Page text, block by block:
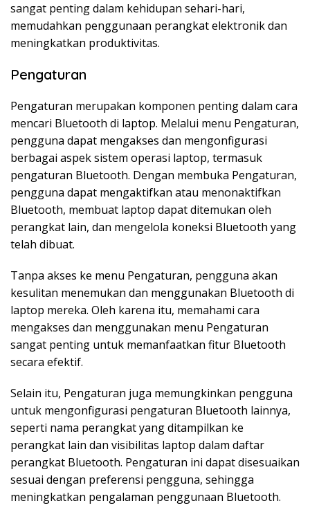
sangat penting dalam kehidupan sehari-hari,
memudahkan penggunaan perangkat elektronik dan
meningkatkan produktivitas.
Pengaturan
Pengaturan merupakan komponen penting dalam cara
mencari Bluetooth di laptop. Melalui menu Pengaturan,
pengguna dapat mengakses dan mengonfigurasi
berbagai aspek sistem operasi laptop, termasuk
pengaturan Bluetooth. Dengan membuka Pengaturan,
pengguna dapat mengaktifkan atau menonaktifkan
Bluetooth, membuat laptop dapat ditemukan oleh
perangkat lain, dan mengelola koneksi Bluetooth yang
telah dibuat.
Tanpa akses ke menu Pengaturan, pengguna akan
kesulitan menemukan dan menggunakan Bluetooth di
laptop mereka. Oleh karena itu, memahami cara
mengakses dan menggunakan menu Pengaturan
sangat penting untuk memanfaatkan fitur Bluetooth
secara efektif.
Selain itu, Pengaturan juga memungkinkan pengguna
untuk mengonfigurasi pengaturan Bluetooth lainnya,
seperti nama perangkat yang ditampilkan ke
perangkat lain dan visibilitas laptop dalam daftar
perangkat Bluetooth. Pengaturan ini dapat disesuaikan
sesuai dengan preferensi pengguna, sehingga
meningkatkan pengalaman penggunaan Bluetooth.